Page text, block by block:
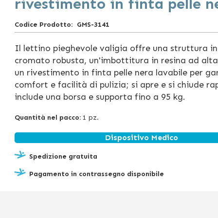
rivestimento in finta pelle
Codice Prodotto GMS-3141
Il lettino pieghevole valigia offre una struttura
cromato robusta, un'imbottitura in resina ad
un rivestimento in finta pelle nera lavabile per
comfort e facilità di pulizia; si apre e si chiude
include una borsa e supporta fino a 95 kg.
Quantità nel pacco: 1 pz.
Dispositivo Medico
Spedizione gratuita
Pagamento in contrassegno disponibile